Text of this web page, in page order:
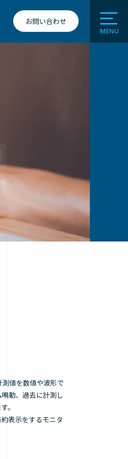
MENU
お問い合わせ
値を数値や波形で
動、過去に計測し
。
表示をするモニタ